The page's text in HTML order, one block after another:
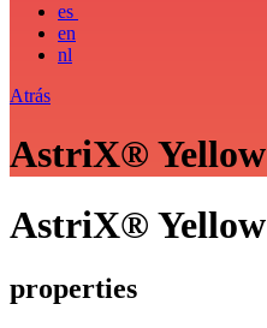
es
en
nl
Atrás
AstriX® Yellow
AstriX® Yellow
properties